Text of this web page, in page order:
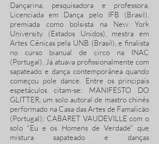
Dançarina, pesquisadora e professora.
Licenciada em Dança pelo IFB (Brasil),
premiada como bolsista na New York
University (Estados Unidos), mestra em
Artes Cênicas pela UNB (Brasil), e finalista
no curso bianual de circo na INAC
(Portugal). Já atuava profissionalmente com
sapateado e dança contemporânea quando
começou pole dance. Entre os principais
espetáculos citam-se: MANIFESTO DO
GLITTER, um solo autoral de mastro chinês
performado na Casa das Artes de Famalicão
(Portugal); CABARET VAUDEVILLE com o
solo "Eu e os Homens de Verdade" que
mistura sapateado e danças